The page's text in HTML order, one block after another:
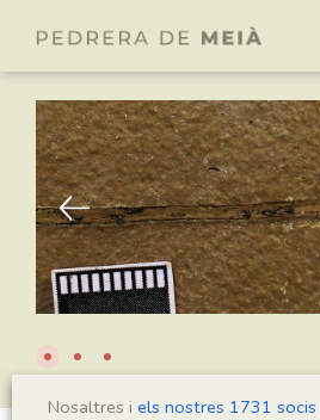
Nosaltres i els nostres 1731 socis